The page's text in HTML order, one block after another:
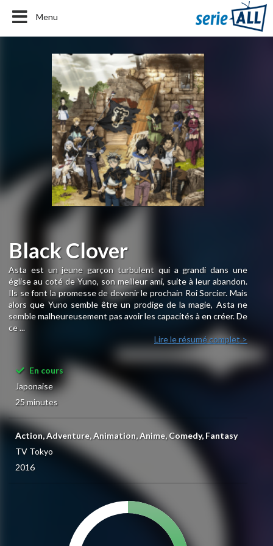
Menu
Black Clover
Asta est un jeune garçon turbulent qui a grandi dans une
église au coté de Yuno, son meilleur ami, suite à leur abandon.
Ils se font la promesse de devenir le prochain Roi Sorcier. Mais
alors que Yuno semble être un prodige de la magie, Asta ne
semble malheureusement pas avoir les capacités à en créer. De
ce ...
Lire le résumé complet >
En cours
Japonaise
25 minutes
Action, Adventure, Animation, Anime, Comedy, Fantasy
TV Tokyo
2016